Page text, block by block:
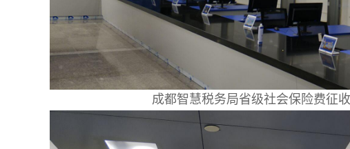
成都智慧税务局省级社会保险费征